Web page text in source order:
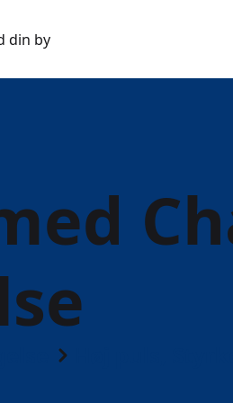
din by